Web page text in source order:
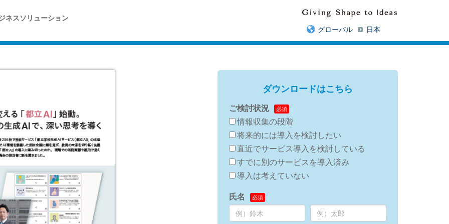
ネスソリューション
グローバル
日本
ダウンロードはこちら
ご検討状況
情報収集の段階
将来的には導入を検討したい
直近でサービス導入を検討している
すでに別のサービスを導入済み
導入は考えていない
氏名